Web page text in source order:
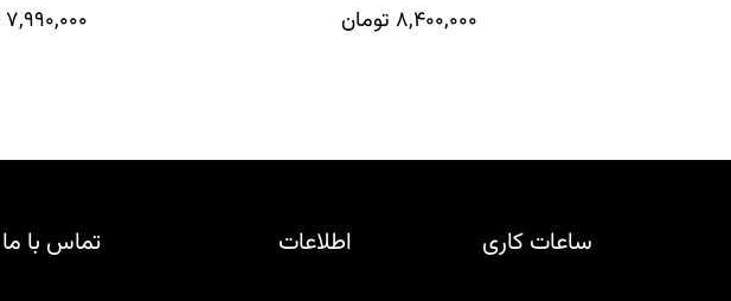
8,400,000 تومان
7,990,000
ساعات کاری اطلاعات تماس با ما